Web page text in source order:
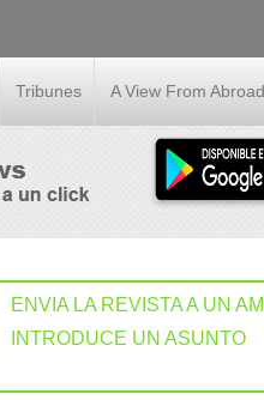
Tribunes A View From Abroad
ENVIA LA REVISTA A UN
INTRODUCE UN ASUNTO